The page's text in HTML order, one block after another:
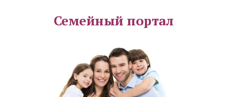
Семейный портал